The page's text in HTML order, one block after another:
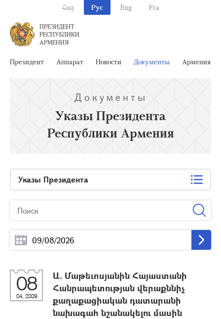
Հայ Рус Eng Fra
ПРЕЗИДЕНТ
РЕСПУБЛИКИ
АРМЕНИЯ
Президент Аппарат Новости Документы Армения
Документы
Указы Президента
Республики Армения
Указы Президента
08
04, 2009
Ա. Մաթեւոսյանին Հայաստանի
Հանրապետության վերաքննիչ
քաղաքացիական դատարանի
նախագահ նշանակելու մասին